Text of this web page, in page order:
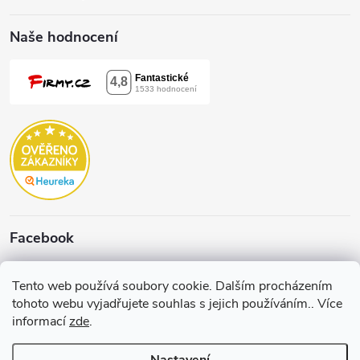
Tento web používá soubory cookie. Dalším procházením
tohoto webu vyjadřujete souhlas s jejich používáním.. Více
informacízde.
Naše hodnocení
Facebook